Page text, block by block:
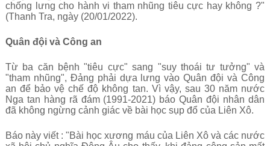
chống lưng cho hành vi tham nhũng tiêu cực hay không ?"
(Thanh Tra, ngày (20/01/2022).
Quân đội và Công an
Từ ba căn bệnh "tiêu cực" sang "suy thoái tư tưởng" và
"tham nhũng", Đảng phải dựa lưng vào Quân đội và Công
an để bảo vệ chế độ không tan. Vì vậy, sau 30 năm nước
Nga tan hàng rã đám (1991-2021) báo Quân đội nhân dân
đã không ngừng cảnh giác về bài học sụp đổ của Liên Xô.
Báo này viết : "Bài học xương máu của Liên Xô và các nước